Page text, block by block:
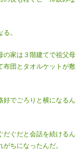
。
の家は３階建てで祖父母
布団とタオルケットが敷
好でごろりと横になるん
だぐだと会話を続けるん
ちになったんだ。